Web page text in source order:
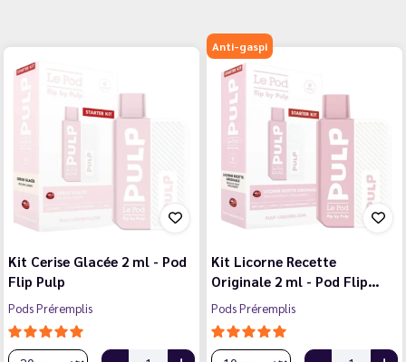
Kit Cerise Glacée 2 ml - Pod
Flip Pulp
Pods Préremplis
Anti-gaspi
Kit Licorne Recette
Originale 2 ml - Pod Flip…
Pods Préremplis